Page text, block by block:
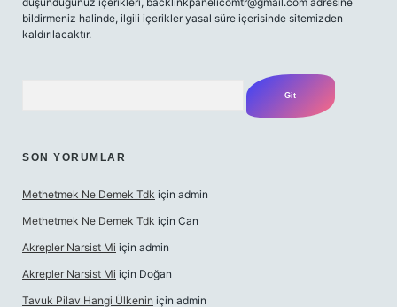
bildirmeniz halinde, ilgili içerikler yasal süre içerisinde sitemizden
kaldırılacaktır.
SON YORUMLAR
Methetmek Ne Demek Tdk için admin
Methetmek Ne Demek Tdk için Can
Akrepler Narsist Mi için admin
Akrepler Narsist Mi için Doğan
Tavuk Pilav Hangi Ülkenin için admin